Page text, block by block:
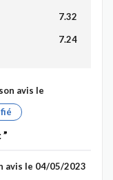
7.32
7.24
avis le
avis le 04/05/2023